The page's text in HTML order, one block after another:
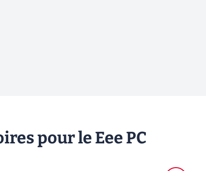
pour le Eee PC